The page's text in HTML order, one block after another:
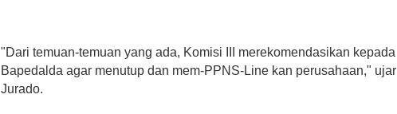
"Dari temuan-temuan yang ada, Komisi III merekomendasikan kepada
Bapedalda agar menutup dan mem-PPNS-Line kan perusahaan," ujar
Jurado.